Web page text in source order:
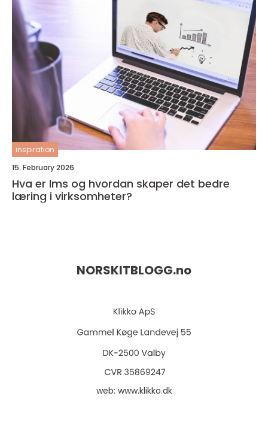
inspiration
15. February 2026
Hva er lms og hvordan skaper det bedre
læring i virksomheter?
NORSKITBLOGG.no
web: www.klikko.dk